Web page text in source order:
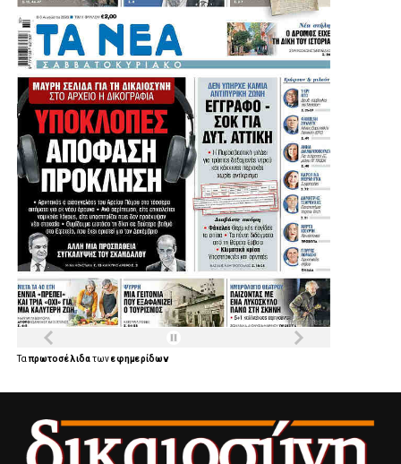
Ταπρωτοσέλιδατωνεφημερίδων